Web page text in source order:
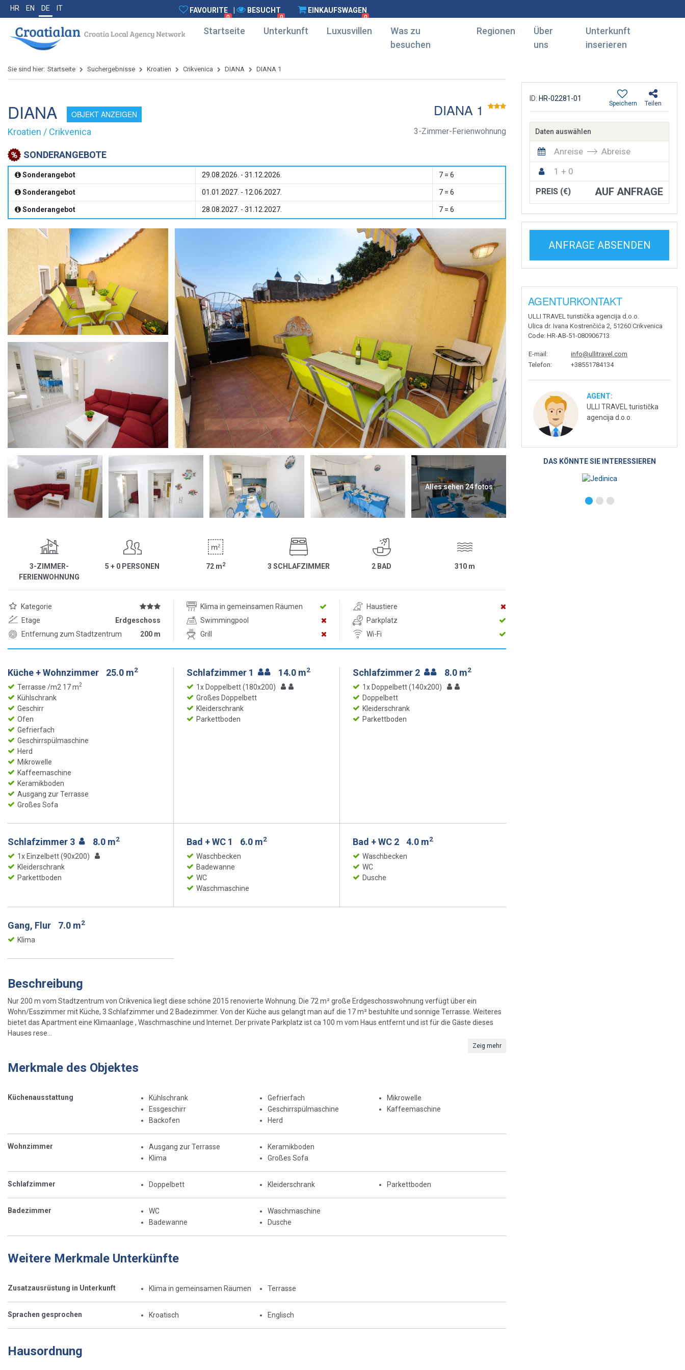
HR EN DE IT FAVOURITE
0
BESUCHT
0
EINKAUFSWAGEN
0
Startseite Unterkunft Luxusvillen
Was zu
besuchen
Regionen
Über
uns
Unterkunft
inserieren
Sie sind hier: Startseite Suchergebnisse Kroatien Crikvenica DIANA DIANA 1
DIANA OBJEKT ANZEIGEN DIANA 1
Kroatien / Crikvenica 3-Zimmer-Ferienwohnung
SONDERANGEBOTE
Sonderangebot 29.08.2026. - 31.12.2026. 7 = 6
Sonderangebot 01.01.2027. - 12.06.2027. 7 = 6
Sonderangebot 28.08.2027. - 31.12.2027. 7 = 6
Alles sehen 24 fotos
3-ZIMMER-
FERIENWOHNUNG
5 + 0 PERSONEN 72 m2 3 SCHLAFZIMMER 2 BAD 310 m
Kategorie Klima in gemeinsamen Räumen
Haustiere
Etage
Erdgeschoss Swimmingpool
Parkplatz
Entfernung zum Stadtzentrum
200 m Grill Wi-Fi
Küche + Wohnzimmer 25.0 m2
Terrasse /m2 17 m2
Kühlschrank
Geschirr
Ofen
Gefrierfach
Geschirrspülmaschine
Herd
Mikrowelle
Kaffeemaschine
Keramikboden
Ausgang zur Terrasse
Großes Sofa
Schlafzimmer 1 14.0 m2
1x Doppelbett (180x200)
Großes Doppelbett
Kleiderschrank
Parkettboden
Schlafzimmer 2 8.0 m2
1x Doppelbett (140x200)
Doppelbett
Kleiderschrank
Parkettboden
Schlafzimmer 3 8.0 m2
1x Einzelbett (90x200)
Kleiderschrank
Parkettboden
Bad + WC 1 6.0 m2
Waschbecken
Badewanne
WC
Waschmaschine
Bad + WC 2 4.0 m2
Waschbecken
WC
Dusche
Gang, Flur 7.0 m2
Klima
Beschreibung
Nur 200 m vom Stadtzentrum von Crikvenica liegt diese schöne 2015 renovierte Wohnung. Die 72 m² große Erdgeschosswohnung verfügt über ein
Wohn/Esszimmer mit Küche, 3 Schlafzimmer und 2 Badezimmer. Von der Küche aus gelangt man auf die 17 m² bestuhlte und sonnige Terrasse. Weiteres
bietet das Apartment eine Klimaanlage , Waschmaschine und Internet. Der private Parkplatz ist ca 100 m vom Haus entfernt und ist für die Gäste dieses
Hauses rese...
Zeig mehr
Merkmale des Objektes
Küchenausstattung
Kühlschrank
Essgeschirr
Backofen
Gefrierfach
Geschirrspülmaschine
Herd
Mikrowelle
Kaffeemaschine
Wohnzimmer
Ausgang zur Terrasse
Klima
Keramikboden
Großes Sofa
Schlafzimmer Doppelbett Kleiderschrank Parkettboden
Badezimmer
WC
Badewanne
Waschmaschine
Dusche
Weitere Merkmale Unterkünfte
Zusatzausrüstung in Unterkunft Klima in gemeinsamen Räumen Terrasse
Sprachen gesprochen Kroatisch Englisch
Hausordnung
ID: HR-02281-01
Teilen
Speichern
Daten auswählen
Anreise
Abreise
1 + 0
PREIS (€) AUF ANFRAGE
ANFRAGE ABSENDEN
AGENTURKONTAKT
ULLI TRAVEL turistička agencija d.o.o.
Ulica dr. Ivana Kostrenčića 2, 51260 Crikvenica
Code: HR-AB-51-080906713
E-mail :
info@ullitravel.com
Telefon: +38551784134
AGENT:
ULLI TRAVEL turistička
agencija d.o.o.
DAS KÖNNTE SIE INTERESSIEREN